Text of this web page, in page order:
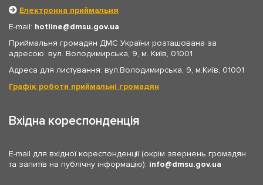
Електронна приймальня
E-mail: hotline
dmsu.gov.ua
Приймальня громадян ДМС України розташована за
адресою: вул. Володимирська, 9, м. Київ, 01001
Адреса для листування: вул.Володимирська, 9, м.Київ, 01001
Графік роботи приймальні громадян
Вхідна кореспонденція
E-mail для вхідної кореспонденції (окрім звернень громадян
та запитів на публічну інформацію): info dmsu.gov.ua